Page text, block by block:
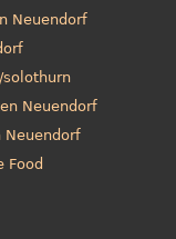
Neuendorf
solothurn
Neuendorf
Neuendorf
Food